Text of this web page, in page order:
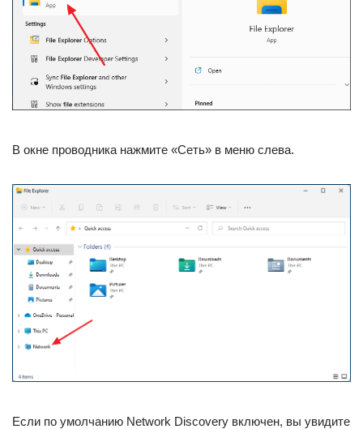
В окне проводника нажмите «Сеть» в меню слева.
Если по умолчанию Network Discovery включен, вы увидите